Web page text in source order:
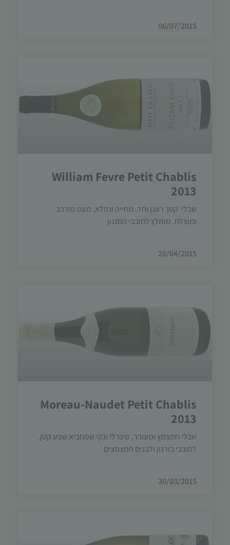
06/07/2015
William Fevre Petit Chablis
2013
שבלי ׳קטן׳ רענן וחד, מחייה ונפלא, מעט מורכב
ומוצלח. מומלץ לחובבי הסגנון
20/04/2015
Moreau-Naudet Petit Chablis
2013
שבלי חמצמץ ומעורר, מינרלי ונקי שמחביא שפע קטן.
לחובבי בורגון ולבנים חמצמצים
30/03/2015